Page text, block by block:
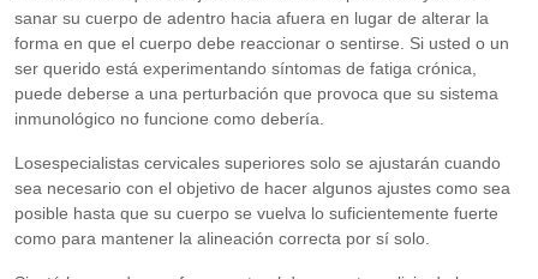
sanar su cuerpo de adentro hacia afuera en lugar de alterar la
forma en que el cuerpo debe reaccionar o sentirse. Si usted o un
ser querido está experimentando síntomas de fatiga crónica,
puede deberse a una perturbación que provoca que su sistema
inmunológico no funcione como debería.
Losespecialistas cervicales superiores solo se ajustarán cuando
sea necesario con el objetivo de hacer algunos ajustes como sea
posible hasta que su cuerpo se vuelva lo suficientemente fuerte
como para mantener la alineación correcta por sí solo.